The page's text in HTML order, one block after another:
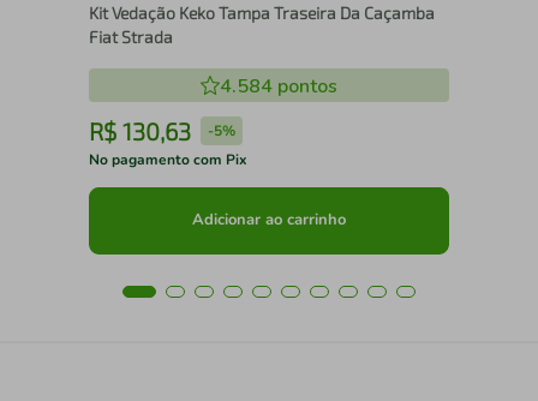
Kit Vedação Keko Tampa Traseira Da Caçamba
Fiat Strada
4.584 pontos
R$ 130,63 -5%
No pagamento com Pix
Adicionar ao carrinho